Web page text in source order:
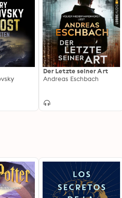
Der Letzte seiner Art
Andreas Eschbach